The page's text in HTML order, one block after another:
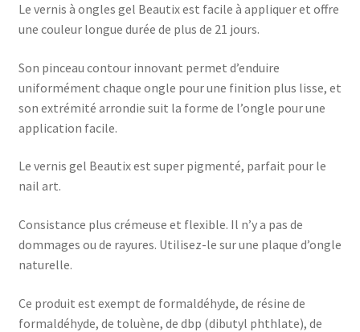
Le vernis à ongles gel Beautix est facile à appliquer et offre
une couleur longue durée de plus de 21 jours.
Son pinceau contour innovant permet d’enduire
uniformément chaque ongle pour une finition plus lisse, et
son extrémité arrondie suit la forme de l’ongle pour une
application facile.
Le vernis gel Beautix est super pigmenté, parfait pour le
nail art.
Consistance plus crémeuse et flexible. Il n’y a pas de
dommages ou de rayures. Utilisez-le sur une plaque d’ongle
naturelle.
Ce produit est exempt de formaldéhyde, de résine de
formaldéhyde, de toluène, de dbp (dibutyl phthlate), de